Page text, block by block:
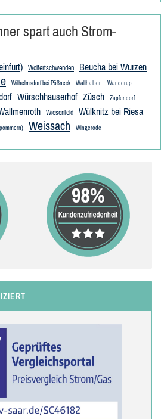
spart auch Strom-
Wolfertschwenden Beucha bei Wurzen
Wilhelmsdorf bei Pößneck Wallhalben Wanderup
Würschhauserhof Züsch Zapfendorf
Wiesenfeld Wülknitz bei Riesa
Weissach Wingerode